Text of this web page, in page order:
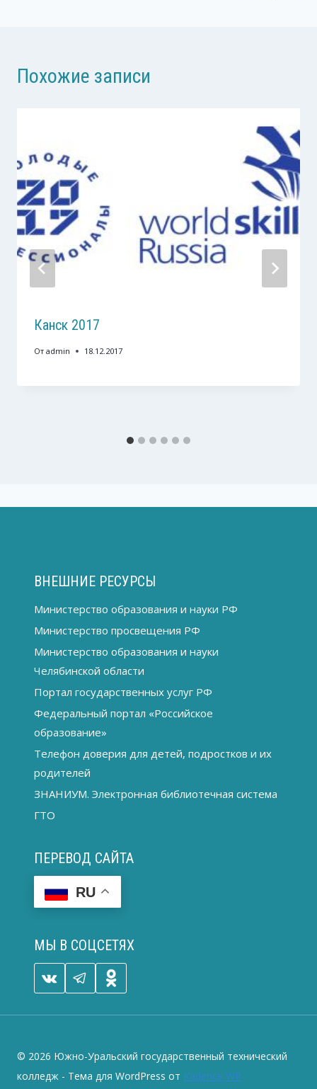
Похожие записи
Канск 2017
От admin 18.12.2017
ВНЕШНИЕ РЕСУРСЫ
Министерство образования и науки РФ
Министерство просвещения РФ
Министерство образования и науки
Челябинской области
Портал государственных услуг РФ
Федеральный портал «Российское
образование»
Телефон доверия для детей, подростков и их
родителей
ЗНАНИУМ. Электронная библиотечная система
ГТО
ПЕРЕВОД САЙТА
RU
МЫ В СОЦСЕТЯХ
© 2026 Южно-Уральский государственный технический
колледж - Тема для WordPress от Kadence WP